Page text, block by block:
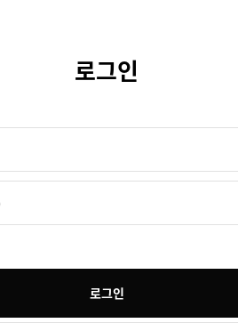
로그인